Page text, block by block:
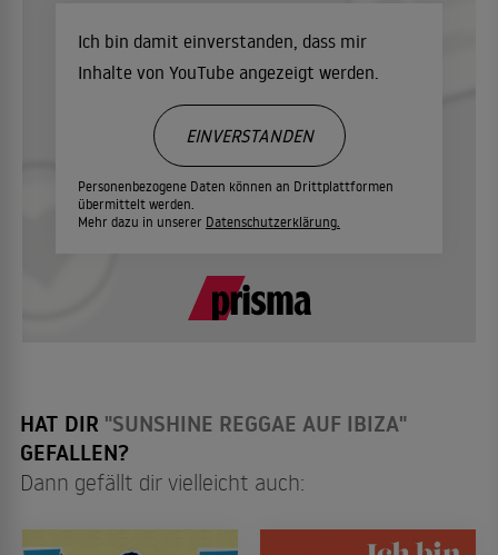
Ich bin damit einverstanden, dass mir
Inhalte von YouTube angezeigt werden.
Personenbezogene Daten können an Drittplattformen
übermittelt werden.
Mehr dazu in unserer Datenschutzerklärung.
EINVERSTANDEN
HAT DIR "SUNSHINE REGGAE AUF IBIZA"
GEFALLEN?
Dann gefällt dir vielleicht auch: